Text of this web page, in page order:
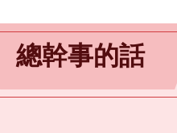
總幹事的話